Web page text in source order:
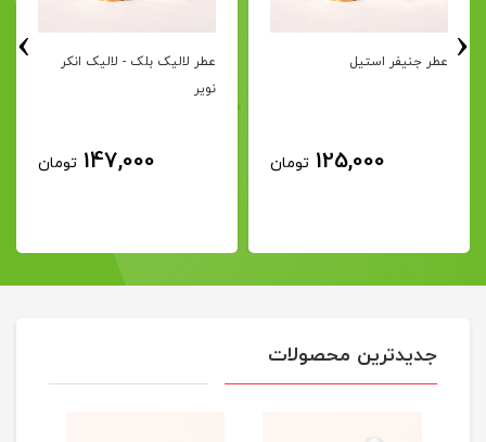
عطر جنیفر استیل
125,000 تومان
عطر لالیک بلک - لالیک انکر
نویر
147,000 تومان
‹
›
جدیدترین محصولات